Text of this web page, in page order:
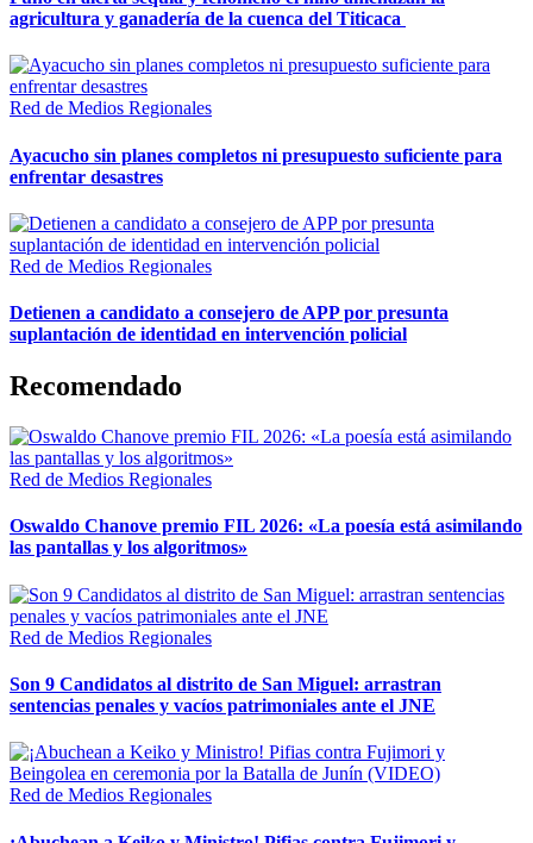
agricultura y ganadería de la cuenca del Titicaca
Red de Medios Regionales
Ayacucho sin planes completos ni presupuesto suficiente para
enfrentar desastres
Red de Medios Regionales
Detienen a candidato a consejero de APP por presunta
suplantación de identidad en intervención policial
Recomendado
Red de Medios Regionales
Oswaldo Chanove premio FIL 2026: «La poesía está asimilando
las pantallas y los algoritmos»
Red de Medios Regionales
Son 9 Candidatos al distrito de San Miguel: arrastran
sentencias penales y vacíos patrimoniales ante el JNE
Red de Medios Regionales